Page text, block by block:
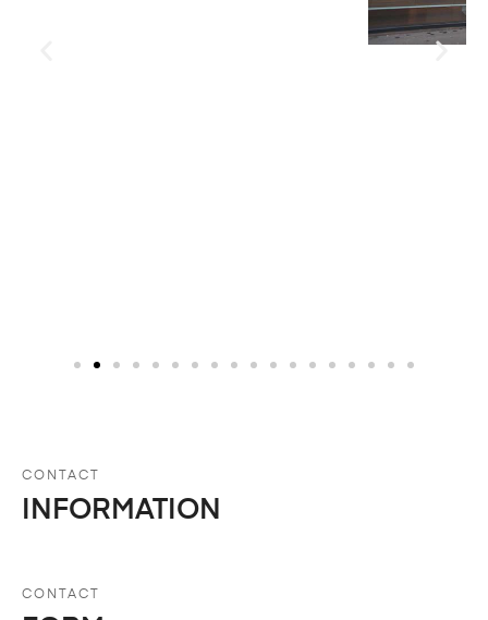
CONTACT
INFORMATION
CONTACT